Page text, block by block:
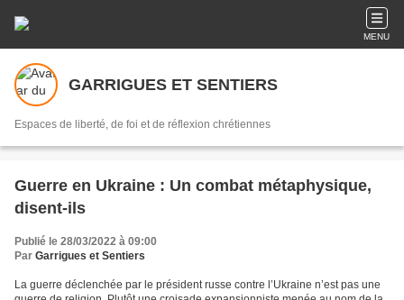
MENU
GARRIGUES ET SENTIERS
Espaces de liberté, de foi et de réflexion chrétiennes
Guerre en Ukraine : Un combat métaphysique,
disent-ils
Publié le 28/03/2022 à 09:00
Par Garrigues et Sentiers
La guerre déclenchée par le président russe contre l’Ukraine n’est pas une